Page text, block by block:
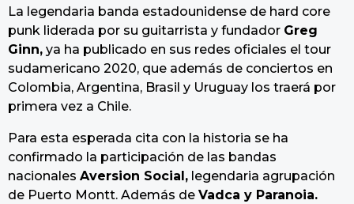
La legendaria banda estadounidense de hard core
punk liderada por su guitarrista y fundador Greg
Ginn, ya ha publicado en sus redes oficiales el tour
sudamericano 2020, que además de conciertos en
Colombia, Argentina, Brasil y Uruguay los traerá por
primera vez a Chile.
Para esta esperada cita con la historia se ha
confirmado la participación de las bandas
nacionales Aversion Social, legendaria agrupación
de Puerto Montt. Además de Vadca y Paranoia.